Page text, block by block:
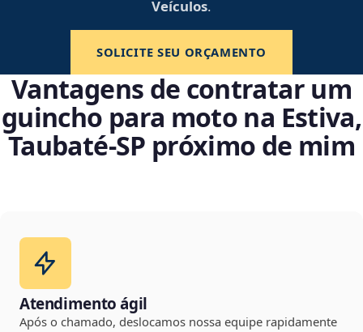
Veículos.
SOLICITE SEU ORÇAMENTO
Vantagens de contratar um
guincho para moto na Estiva,
Taubaté‑SP próximo de mim
Atendimento ágil
Após o chamado, deslocamos nossa equipe rapidamente